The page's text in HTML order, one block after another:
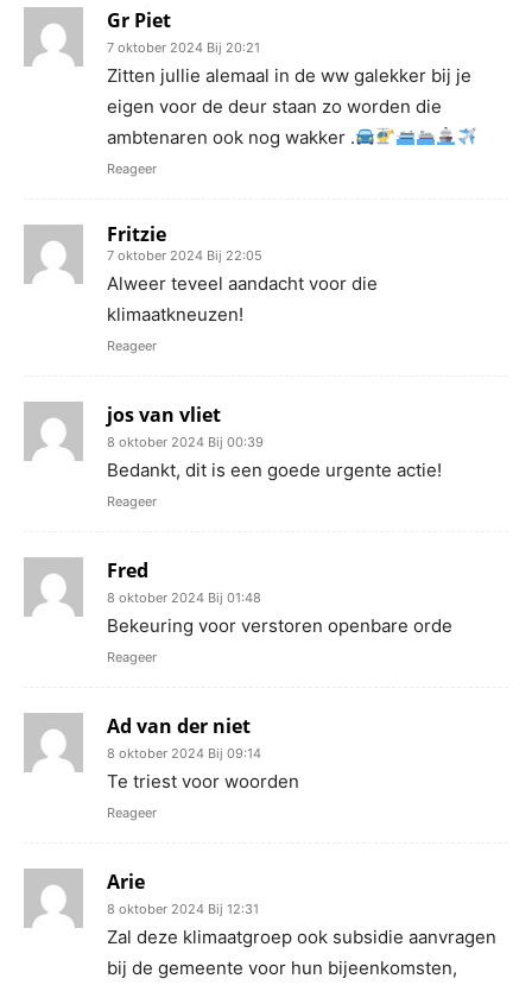
Gr Piet
7 oktober 2024 Bij 20:21
Zitten jullie alemaal in de ww galekker bij je
eigen voor de deur staan zo worden die
ambtenaren ook nog wakker .
Reageer
Fritzie
7 oktober 2024 Bij 22:05
Alweer teveel aandacht voor die
klimaatkneuzen!
Reageer
jos van vliet
8 oktober 2024 Bij 00:39
Bedankt, dit is een goede urgente actie!
Reageer
Fred
8 oktober 2024 Bij 01:48
Bekeuring voor verstoren openbare orde
Reageer
Ad van der niet
8 oktober 2024 Bij 09:14
Te triest voor woorden
Reageer
Arie
8 oktober 2024 Bij 12:31
Zal deze klimaatgroep ook subsidie aanvragen
bij de gemeente voor hun bijeenkomsten,